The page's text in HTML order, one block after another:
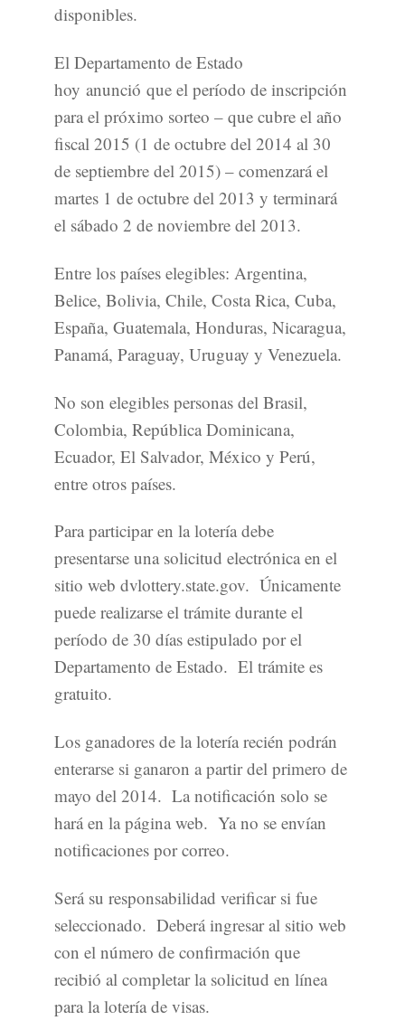
disponibles.
El Departamento de Estado
hoy anunció que el período de inscripción
para el próximo sorteo – que cubre el año
fiscal 2015 (1 de octubre del 2014 al 30
de septiembre del 2015) – comenzará el
martes 1 de octubre del 2013 y terminará
el sábado 2 de noviembre del 2013.
Entre los países elegibles: Argentina,
Belice, Bolivia, Chile, Costa Rica, Cuba,
España, Guatemala, Honduras, Nicaragua,
Panamá, Paraguay, Uruguay y Venezuela.
No son elegibles personas del Brasil,
Colombia, República Dominicana,
Ecuador, El Salvador, México y Perú,
entre otros países.
Para participar en la lotería debe
presentarse una solicitud electrónica en el
sitio web dvlottery.state.gov. Únicamente
puede realizarse el trámite durante el
período de 30 días estipulado por el
Departamento de Estado. El trámite es
gratuito.
Los ganadores de la lotería recién podrán
enterarse si ganaron a partir del primero de
mayo del 2014. La notificación solo se
hará en la página web. Ya no se envían
notificaciones por correo.
Será su responsabilidad verificar si fue
seleccionado. Deberá ingresar al sitio web
con el número de confirmación que
recibió al completar la solicitud en línea
para la lotería de visas.